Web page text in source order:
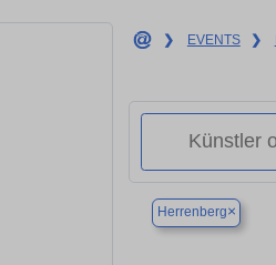
❯ EVENTS ❯
Herrenberg×